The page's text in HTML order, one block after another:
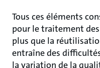
Tous ces éléments
pour le traitement
plus que la
entraîne des
la variation de la